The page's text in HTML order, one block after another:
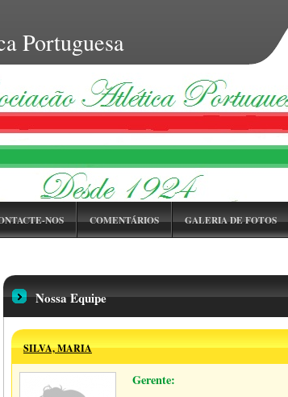
Portuguesa
NOS COMENTÁRIOS GALERIA DE FOTOS
Nossa Equipe
SILVA, MARIA
Gerente: